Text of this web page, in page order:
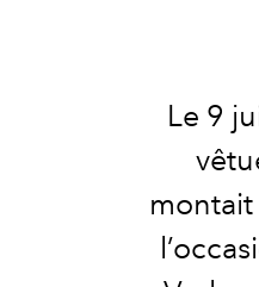
Le 9
montait